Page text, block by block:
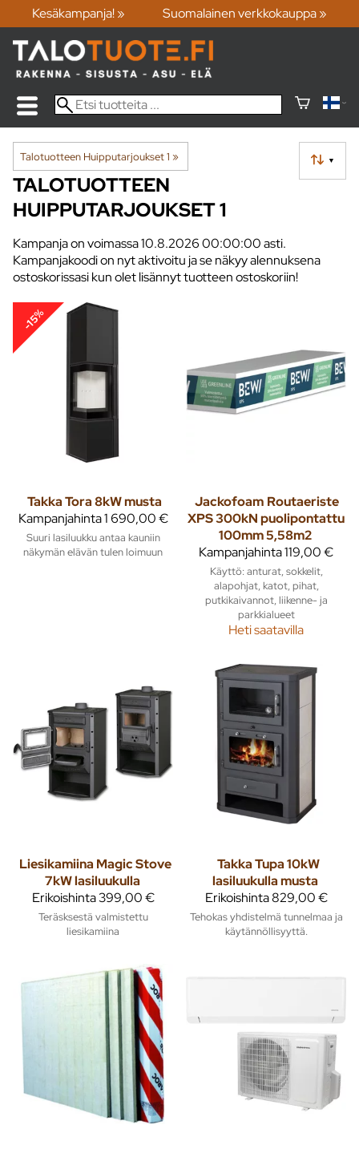
Kesäkampanja! » Suomalainen verkkokauppa »
Talotuotteen Huipputarjoukset 1 ‪» ▼
TALOTUOTTEEN
HUIPPUTARJOUKSET 1
Kampanja on voimassa 10.8.2026 00:00:00 asti.
Kampanjakoodi on nyt aktivoitu ja se näkyy alennuksena
ostoskorissasi kun olet lisännyt tuotteen ostoskoriin!
-15%
Takka Tora 8kW musta
Kampanjahinta1 690,00 €
Suuri lasiluukku antaa kauniin
näkymän elävän tulen loimuun
Jackofoam Routaeriste
XPS 300kN puolipontattu
100mm 5,58m2
Kampanjahinta119,00 €
Käyttö: anturat, sokkelit,
alapohjat, katot, pihat,
putkikaivannot, liikenne- ja
parkkialueet
Heti saatavilla
Liesikamiina Magic Stove
7kW lasiluukulla
Erikoishinta399,00 €
Teräsksestä valmistettu
liesikamiina
Takka Tupa 10kW
lasiluukulla musta
Erikoishinta829,00 €
Tehokas yhdistelmä tunnelmaa ja
käytännöllisyyttä.